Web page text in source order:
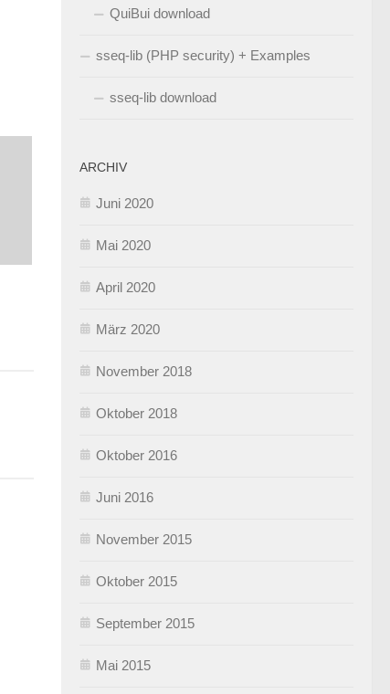
QuiBui download
sseq-lib (PHP security) + Examples
sseq-lib download
ARCHIV
Juni 2020
Mai 2020
April 2020
März 2020
November 2018
Oktober 2018
Oktober 2016
Juni 2016
November 2015
Oktober 2015
September 2015
Mai 2015